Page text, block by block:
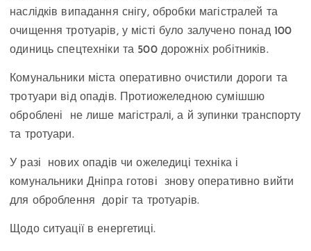
наслідків випадання снігу, обробки магістралей та
очищення тротуарів, у місті було залучено понад 100
одиниць спецтехніки та 500 дорожніх робітників.
Комунальники міста оперативно очистили дороги та
тротуари від опадів. Протиожеледною сумішшю
оброблені не лише магістралі, а й зупинки транспорту
та тротуари.
У разі нових опадів чи ожеледиці техніка і
комунальники Дніпра готові знову оперативно вийти
для оброблення доріг та тротуарів.
Щодо ситуації в енергетиці.